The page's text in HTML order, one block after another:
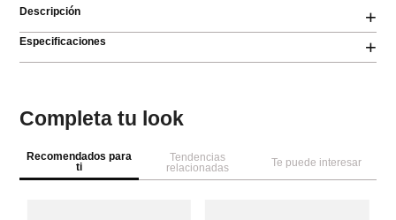
Descripción
+
Especificaciones +
Completa tu look
Recomendados para
ti
Tendencias
relacionadas
Te puede interesar